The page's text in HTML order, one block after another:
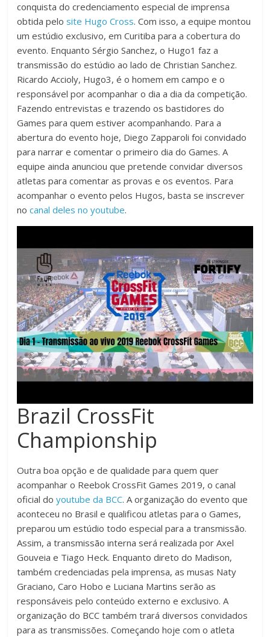
conquista do credenciamento especial de imprensa
obtida pelo site Hugo Cross. Com isso, a equipe montou
um estúdio exclusivo, em Curitiba para a cobertura do
evento. Enquanto Sérgio Sanchez, o Hugo1 faz a
transmissão do estúdio ao lado de Christian Sanchez.
Ricardo Accioly, Hugo3, é o homem em campo e o
responsável por acompanhar o dia a dia da competição.
Fazendo entrevistas e trazendo os bastidores do
Games para quem estiver acompanhando. Para a
abertura do evento hoje, Diego Zapparoli foi convidado
para narrar e comentar o primeiro dia do Games. A
equipe ainda anunciou que pretende convidar diversos
atletas para comentar as provas e os eventos. Para
acompanhar o evento pelos Hugos, basta se inscrever
nocanal deles no youtube.
Brazil CrossFit
Championship
Outra boa opção e de qualidade para quem quer
acompanhar o Reebok CrossFit Games 2019, o canal
oficial doyoutube da BCC. A organização do evento que
aconteceu no Brasil e qualificou atletas para o Games,
preparou um estúdio todo especial para a transmissão.
Assim, a transmissão interna será realizada por Axel
Gouveia e Tiago Heck. Enquanto direto do Madison,
também credenciadas pela imprensa, as musas Naty
Graciano, Caro Hobo e Luciana Martins serão as
responsáveis pelo conteúdo externo e exclusivo. A
organização do BCC também trará diversos convidados
para as transmissões. Começando hoje com o atleta